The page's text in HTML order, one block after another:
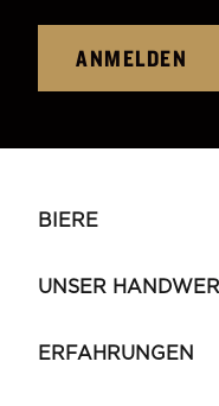
ANMELDEN
BIERE
UNSER
ERFAHRUNGEN